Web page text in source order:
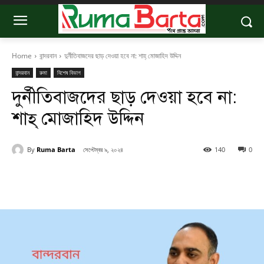
Home বান্দরবান দুর্নীতিবাজদের ছাড় দেওয়া হবে না: শাহ্ মোজাহিদ উদ্দিন
বান্দরবান রুমা বিশেষ বিভাগ
দুর্নীতিবাজদের ছাড় দেওয়া হবে না:
শাহ্ মোজাহিদ উদ্দিন
By Ruma Barta সেপ্টেম্বর ৯, ২০২৪ 0
140